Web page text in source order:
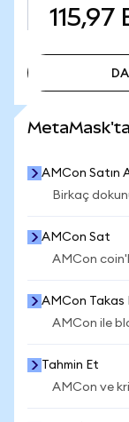
115,97
AMCon Satın
Birkaç
AMCon Sat
AMCon
AMCon Takas
AMCon ile
Tahmin Et
AMCon ve